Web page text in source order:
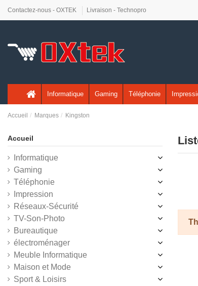
Contactez-nous - OXTEK Livraison - Technopro
Informatique Gaming Téléphonie
Accueil Marques Kingston
Accueil
Informatique
Gaming
Téléphonie
Impression
Réseaux-Sécurité
TV-Son-Photo
Bureautique
électroménager
Meuble Informatique
Maison et Mode
Sport & Loisirs